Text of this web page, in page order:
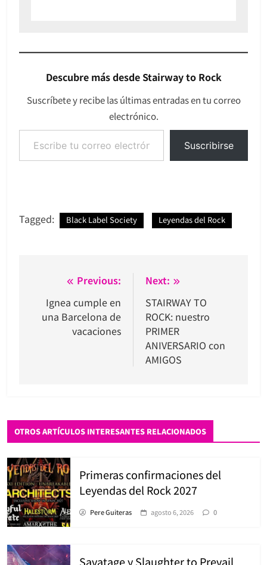
Descubre más desde Stairway to Rock
Suscríbete y recibe las últimas entradas en tu correo
electrónico.
Escribe tu correo electrónico…
Suscribirse
Tagged: Black Label Society Leyendas del Rock
Navegación
de
entradas
Previous:
Ignea cumple en
una Barcelona de
vacaciones
Next:
STAIRWAY TO
ROCK: nuestro
PRIMER
ANIVERSARIO con
AMIGOS
OTROS ARTÍCULOS INTERESANTES RELACIONADOS
Primeras confirmaciones del
Leyendas del Rock 2027
Pere Guiteras agosto 6, 2026 0
Savatage y Slaughter to Prevail